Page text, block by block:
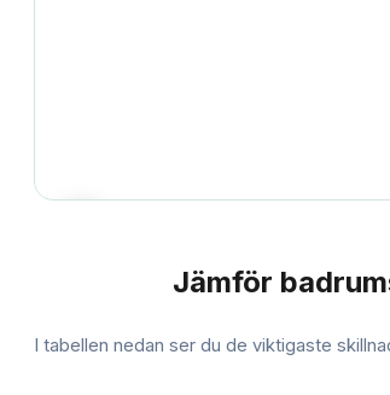
Jämför
I tabellen nedan ser du de viktigaste